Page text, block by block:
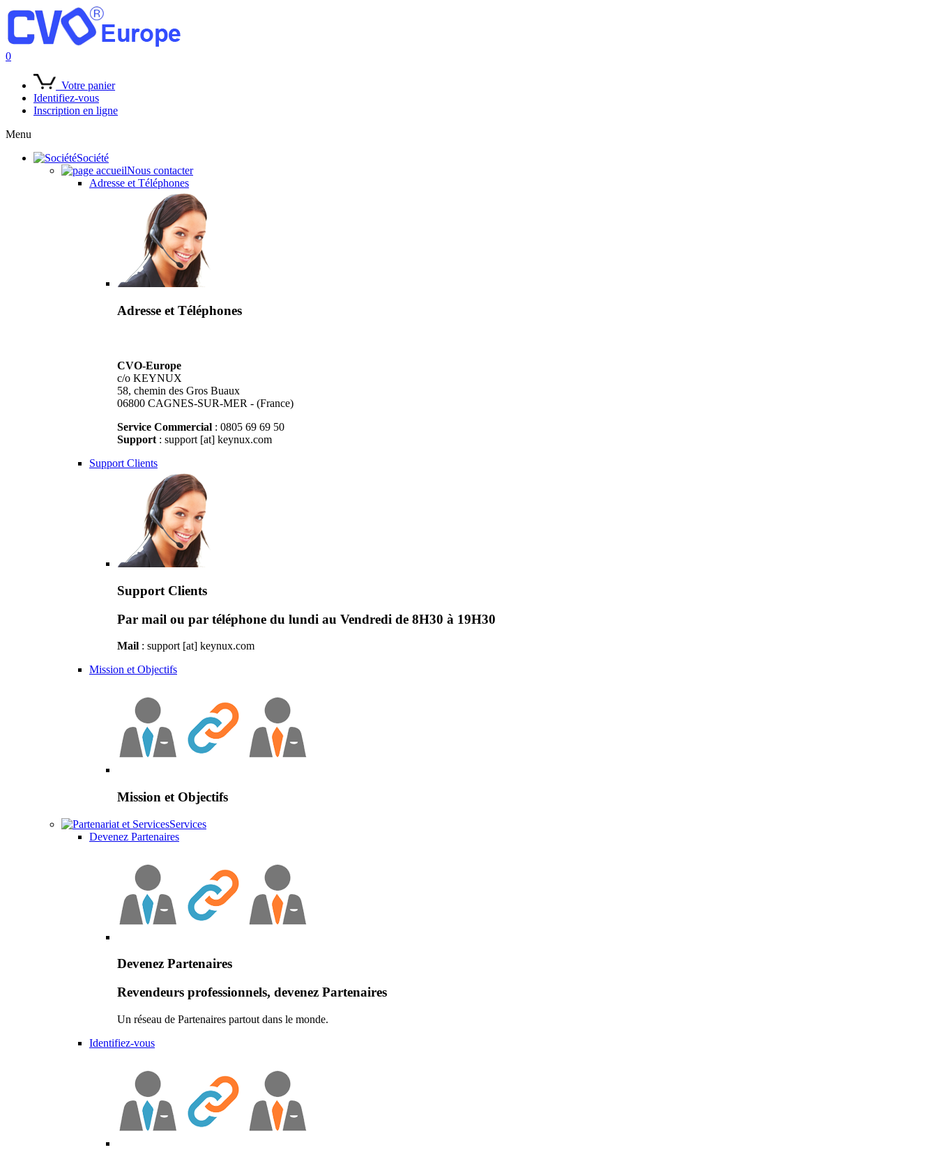
0
Votre panier
Identifiez-vous
Inscription en ligne
Menu
Société
Nous contacter
Adresse et Téléphones
Adresse et Téléphones
CVO-Europe
c/o KEYNUX
58, chemin des Gros Buaux
06800 CAGNES-SUR-MER - (France)
Service Commercial : 0805 69 69 50
Support : support [at] keynux.com
Support Clients
Support Clients
Par mail ou par téléphone du lundi au Vendredi de 8H30 à 19H30
Mail : support [at] keynux.com
Mission et Objectifs
Mission et Objectifs
Services
Devenez Partenaires
Devenez Partenaires
Revendeurs professionnels, devenez Partenaires
Un réseau de Partenaires partout dans le monde.
Identifiez-vous